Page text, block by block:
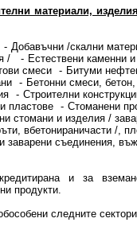
материали,
Добавъчни /скални
/
Естествени каменни
смеси
Битуми
Бетонни смеси, бетон,
Строителни
пластове
Стоманени
стомани и изделия /
вбетонираничасти /,
заварени съединения,
и за
продукти.
следните